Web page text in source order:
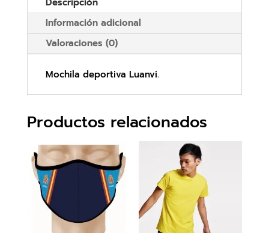
Información adicional
Valoraciones (0)
Mochila deportiva Luanvi.
Productos relacionados